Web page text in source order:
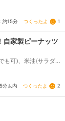
約15分 つくったよ 1
自家製ピーナッツ
も可)、米油(サラダ
分以内 つくったよ 2